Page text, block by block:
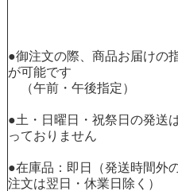
●御注文の際、商品お届けの
が可能です
（午前・午後指定）
●土・日曜日・祝祭日の発送
っておりません
●在庫品：即日（発送時間外
注文は翌日・休業日除く）